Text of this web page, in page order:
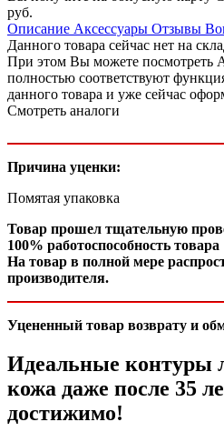
руб.
Описание Аксессуары Отзывы
Данного товара сейчас нет на
При этом Вы можете посмотреть
полностью соответствуют
данного товара и уже сейчас
Смотреть аналоги
Причина уценки:
Помятая упаковка
Товар прошел тщательную
100% работоспособность товара
На товар в полной мере
производителя.
Уцененный товар возврату и
Идеальные контуры
кожа даже после 35
достижимо!